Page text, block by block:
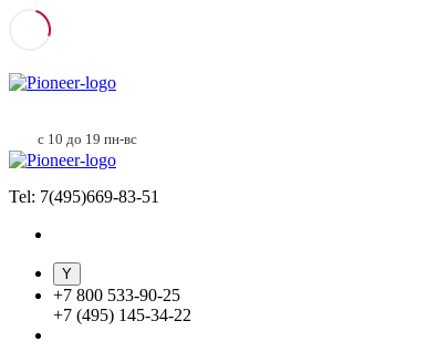
с 10 до 19 пн-вс
Tel: 7(495)669-83-51
+7 800 533-90-25
+7 (495) 145-34-22